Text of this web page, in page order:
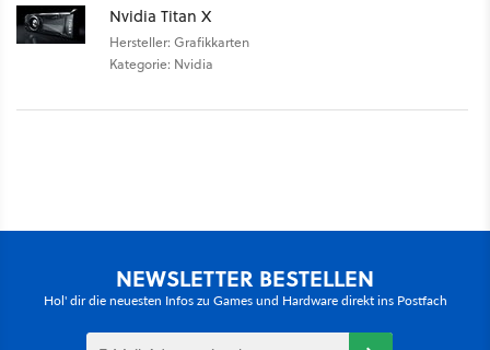
Nvidia Titan X
Hersteller: Grafikkarten
Kategorie: Nvidia
NEWSLETTER BESTELLEN
Hol' dir die neuesten Infos zu Games und Hardware direkt ins Postfach